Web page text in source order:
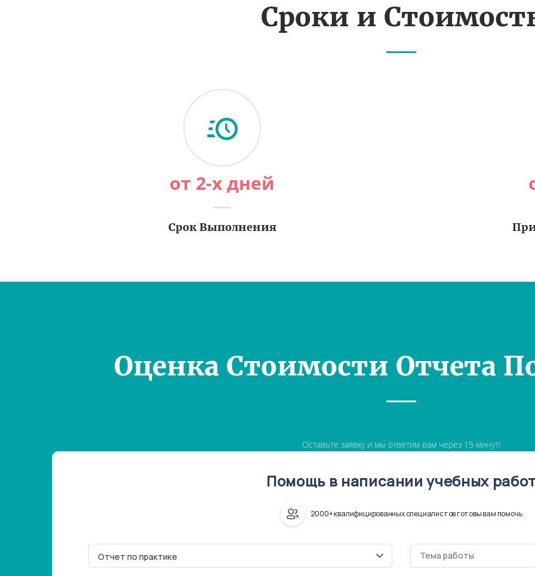
Сроки и
от 2-х дней
Срок Выполнения
Оценка Стоимости Отчета
Оставьте заявку и мы ответим вам через 15 минут!
Помощь в написании учебных
2000+ квалифицированных специалистов готовы вам помочь